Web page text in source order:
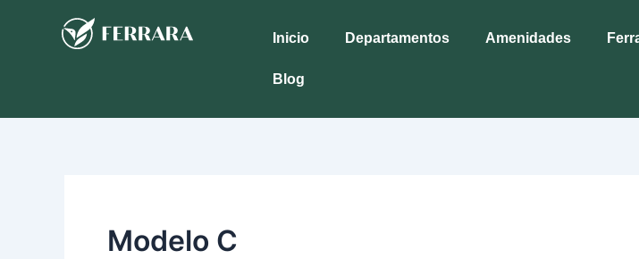
Inicio Departamentos Amenidades
Blog
Modelo C